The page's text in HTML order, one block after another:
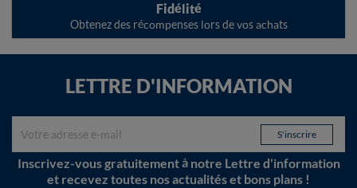
Fidélité
Obtenez des récompenses lors de vos achats
LETTRE D'INFORMATION
Inscrivez-vous gratuitement à notre Lettre d'information
et recevez toutes nos actualités et bons plans !